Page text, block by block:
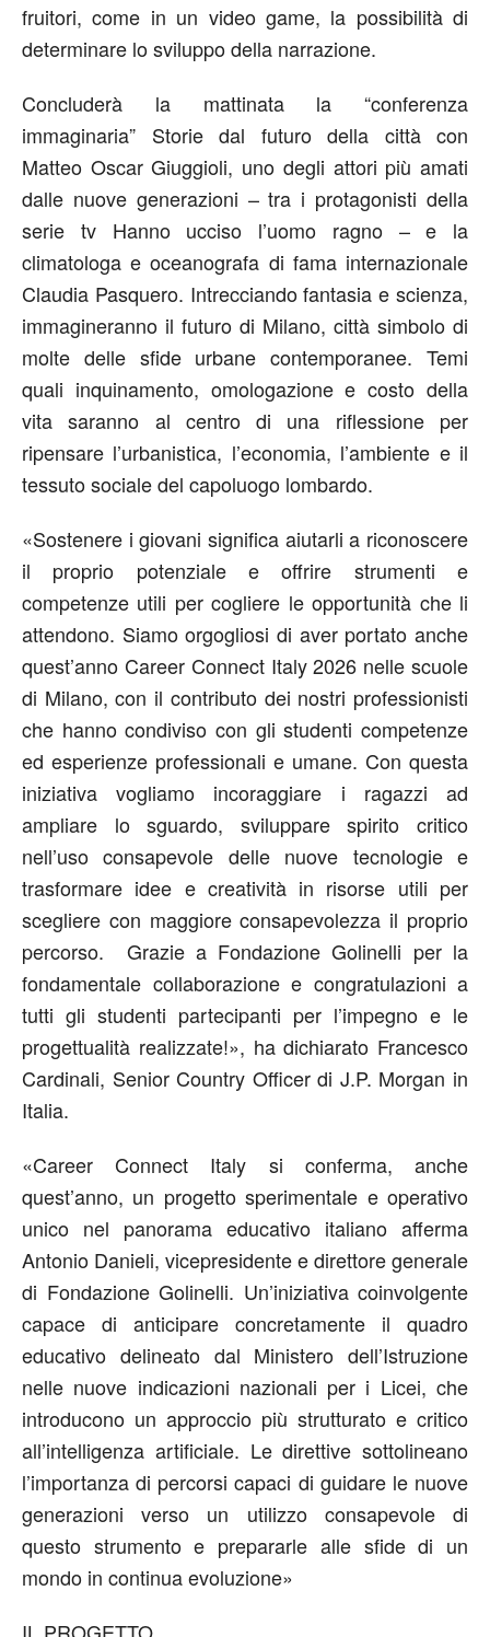
fruitori, come in un video game, la possibilità di
determinare lo sviluppo della narrazione.
Concluderà la mattinata la “conferenza
immaginaria” Storie dal futuro della cittàcon
Matteo Oscar Giuggioli, uno degli attori più amati
dalle nuove generazioni – tra i protagonisti della
serie tv Hanno ucciso l’uomo ragno– e la
climatologa e oceanografa di fama internazionale
Claudia Pasquero. Intrecciando fantasia e scienza,
immagineranno il futuro di Milano, città simbolo di
molte delle sfide urbane contemporanee. Temi
quali inquinamento, omologazione e costo della
vita saranno al centro di una riflessione per
ripensare l’urbanistica, l’economia, l’ambiente e il
tessuto sociale del capoluogo lombardo.
«Sostenere i giovani significa aiutarli a riconoscere
il proprio potenziale e offrire strumenti e
competenze utili per cogliere le opportunità che li
attendono. Siamo orgogliosi di aver portato anche
quest’anno Career Connect Italy 2026 nelle scuole
di Milano, con il contributo dei nostri professionisti
che hanno condiviso con gli studenti competenze
ed esperienze professionali e umane. Con questa
iniziativa vogliamo incoraggiare i ragazzi ad
ampliare lo sguardo, sviluppare spirito critico
nell’uso consapevole delle nuove tecnologie e
trasformare idee e creatività in risorse utili per
scegliere con maggiore consapevolezza il proprio
percorso. Grazie a Fondazione Golinelli per la
fondamentale collaborazione e congratulazioni a
tutti gli studenti partecipanti per l’impegno e le
progettualità realizzate!», ha dichiarato Francesco
Cardinali, Senior Country Officer di J.P. Morgan in
Italia.
«Career Connect Italy si conferma, anche
quest’anno, un progetto sperimentale e operativo
unico nel panorama educativo italiano afferma
Antonio Danieli, vicepresidente e direttore generale
di Fondazione Golinelli. Un’iniziativa coinvolgente
capace di anticipare concretamente il quadro
educativo delineato dal Ministero dell’Istruzione
nelle nuove indicazioni nazionali per i Licei, che
introducono un approccio più strutturato e critico
all’intelligenza artificiale. Le direttive sottolineano
l’importanza di percorsi capaci di guidare le nuove
generazioni verso un utilizzo consapevole di
questo strumento e prepararle alle sfide di un
mondo in continua evoluzione»